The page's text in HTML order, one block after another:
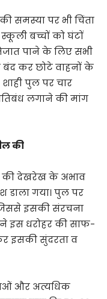
समस्या पर भी चिंता
बच्चों को घंटों
पाने के लिए सभी
कर छोटे वाहनों के
पुल पर चार
लगाने की मांग
की
की देखरेख के अभाव
डाला गया। पुल पर
इसकी संरचना
ने इस धरोहर की साफ-
इसकी सुंदरता व
और अत्यधिक